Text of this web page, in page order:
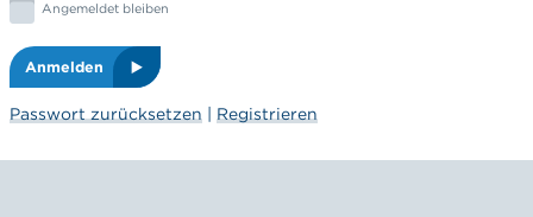
Graphic: checkbox
Angemeldet bleiben
Anmelden
Passwort zurücksetzen| Registrieren